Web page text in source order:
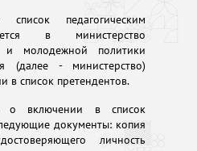
педагогическим
в министерство
и молодежной политики
(далее - министерство)
в список претендентов.
о включении в список
документы: копия
личность